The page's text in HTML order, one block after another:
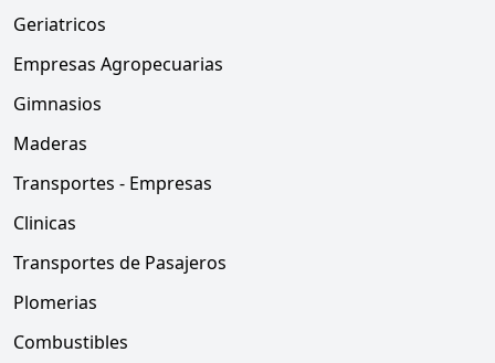
Geriatricos
Empresas Agropecuarias
Gimnasios
Maderas
Transportes - Empresas
Clinicas
Transportes de Pasajeros
Plomerias
Combustibles